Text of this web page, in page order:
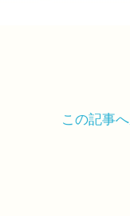
この記事